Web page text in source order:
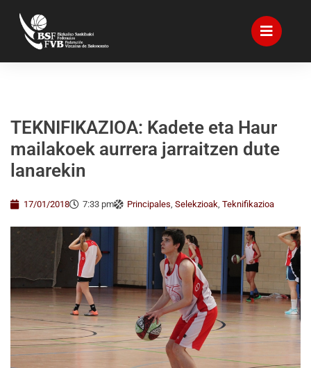
TEKNIFIKAZIOA: Kadete eta Haur
mailakoek aurrera jarraitzen dute
lanarekin
17/01/2018 7:33 pm Principales, Selekzioak, Teknifikazioa